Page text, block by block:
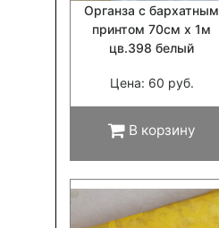
Органза с бархатным
принтом 70см х 1м
цв.398 белый
Цена: 60 руб.
В корзину